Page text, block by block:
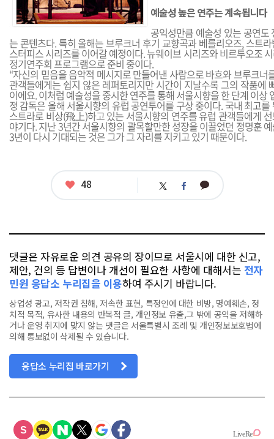
예술성 높은 연주는 계속됩니다
공익성만큼 예술성 있는 공연도
는 콘텐츠다. 특히 올해는 브루크너 후기 교향곡과 베를리오즈, 스트
스터피스 시리즈를 이어갈 예정이다. 뉴웨이브 시리즈와 비르투오조
정기연주회 프로그램으로 준비 중이다.
“자신의 믿음을 음악적 메시지로 만들어낸 사람으로 바흐와 브루크너
관객들에게는 쉽지 않은 레퍼토리지만 시간이 지날수록 그의 작품에
이에요. 이처럼 예술성을 중시한 연주를 통해 서울시향을 한 단계 이상
정 감독은 올해 서울시향의 유럽 공연투어를 구상 중이다. 국내 최고
스트라로 비상(飛上)하고 있는 서울시향의 연주를 유럽 관객들에게
야기다. 지난 3년간 서울시향의 괄목할만한 성장을 이끌었던 정명훈
3년이 다시 기대되는 것은 그가 그 자리를 지키고 있기 때문이다.
좋
48 트 페 카
댓글은 자유로운 의견 공유의 장이므로 서울시에 대한 신고,
제안, 건의 등 답변이나 개선이 필요한 사항에 대해서는 전자
민원 응답소 누리집을 이용하여 주시기 바랍니다.
상업성 광고, 저작권 침해, 저속한 표현, 특정인에 대한 비방, 명예훼손, 정
치적 목적, 유사한 내용의 반복적 글, 개인정보 유출,그 밖에 공익을 저해하
거나 운영 취지에 맞지 않는 댓글은 서울특별시 조례 및 개인정보보호법에
의해 통보없이 삭제될 수 있습니다.
응답소 누리집 바로가기